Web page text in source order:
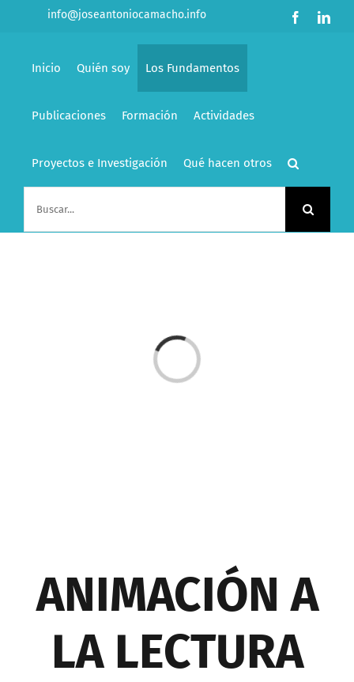
info@joseantoniocamacho.info Facebook
Inicio Quién soy Los Fundamentos
Publicaciones Formación Actividades
Proyectos e Investigación Qué hacen otros
Cargando...
ANIMACIÓN A
LA LECTURA